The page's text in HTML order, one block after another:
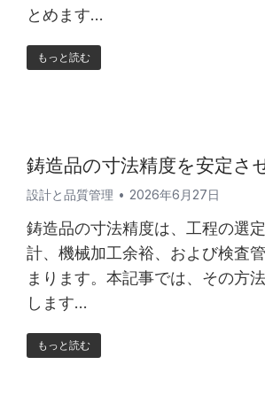
とめます…
もっと読む
鋳造品の寸法精度を安定さ
設計と品質管理 2026年6月27日
鋳造品の寸法精度は、工程の選
計、機械加工余裕、および検査
まります。本記事では、その方
します…
もっと読む